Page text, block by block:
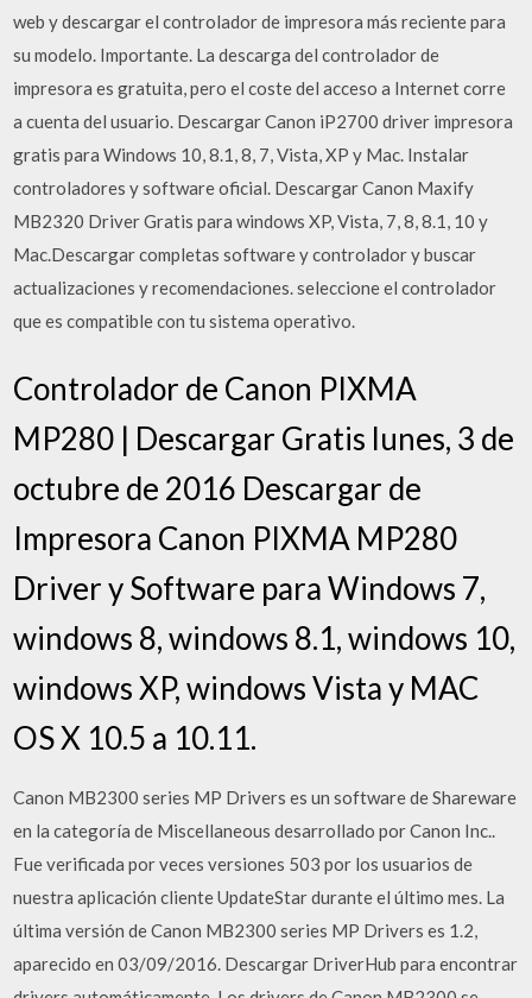
web y descargar el controlador de impresora más reciente para
su modelo. Importante. La descarga del controlador de
impresora es gratuita, pero el coste del acceso a Internet corre
a cuenta del usuario. Descargar Canon iP2700 driver impresora
gratis para Windows 10, 8.1, 8, 7, Vista, XP y Mac. Instalar
controladores y software oficial. Descargar Canon Maxify
MB2320 Driver Gratis para windows XP, Vista, 7, 8, 8.1, 10 y
Mac.Descargar completas software y controlador y buscar
actualizaciones y recomendaciones. seleccione el controlador
que es compatible con tu sistema operativo.
Controlador de Canon PIXMA
MP280 | Descargar Gratis lunes, 3 de
octubre de 2016 Descargar de
Impresora Canon PIXMA MP280
Driver y Software para Windows 7,
windows 8, windows 8.1, windows 10,
windows XP, windows Vista y MAC
OS X 10.5 a 10.11.
Canon MB2300 series MP Drivers es un software de Shareware
en la categoría de Miscellaneous desarrollado por Canon Inc..
Fue verificada por veces versiones 503 por los usuarios de
nuestra aplicación cliente UpdateStar durante el último mes. La
última versión de Canon MB2300 series MP Drivers es 1.2,
aparecido en 03/09/2016. Descargar DriverHub para encontrar